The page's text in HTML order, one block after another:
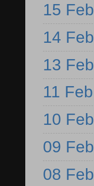
15 Feb
14 Feb
13 Feb
11 Feb
10 Feb
09 Feb
08 Feb